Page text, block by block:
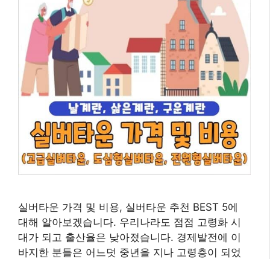
실버타운 가격 및 비용, 실버타운 추천 BEST 5에
대해 알아보겠습니다. 우리나라도 점점 고령화 시
대가 되고 출산율은 낮아졌습니다. 경제발전에 이
바지한 분들은 어느덧 중년을 지나 고령층이 되었